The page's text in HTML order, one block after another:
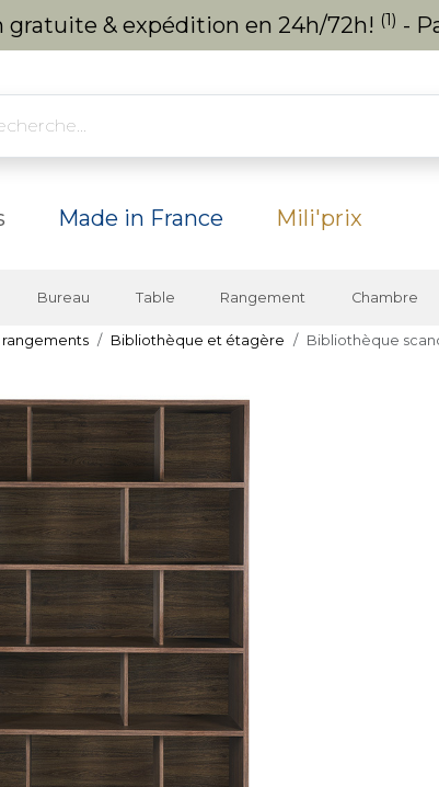
gratuite & expédition en 24h/72h! (1) -
Made in France Mili'prix
Bureau Table Rangement Chambre
Bibliothèque et étagère Bibliothèque